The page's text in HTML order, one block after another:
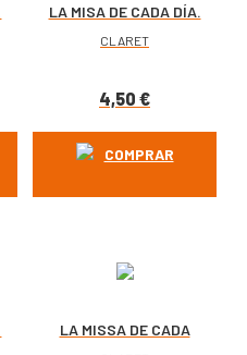
LA MISA DE CADA DÍA.
CLARET
4,50 €
COMPRAR
LA MISSA DE CADA